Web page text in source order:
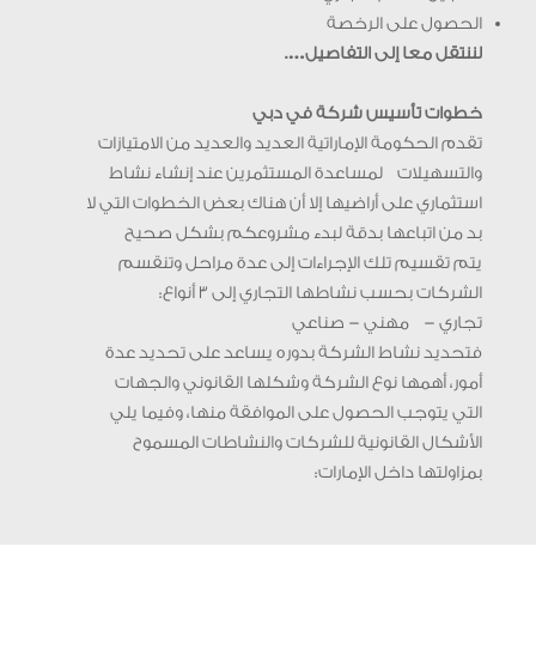
الحصول على الرخصة
لننتقل معا إلى التفاصيل….
خطوات تأسيس شركة في دبي
تقدم الحكومة الإماراتية العديد والعديد من الامتيازات
والتسهيلات لمساعدة المستثمرين عند إنشاء نشاط
استثماري على أراضيها إلا أن هناك بعض الخطوات التي لا
بد من اتباعها بدقة لبدء مشروعكم بشكل صحيح
يتم تقسيم تلك الإجراءات إلى عدة مراحل وتنقسم
الشركات بحسب نشاطها التجاري إلى 3 أنواع:
تجاري – مهني – صناعي
فتحديد نشاط الشركة بدوره يساعد على تحديد عدة
أمور، أهمها نوع الشركة وشكلها القانوني والجهات
التي يتوجب الحصول على الموافقة منها، وفيما يلي
الأشكال القانونية للشركات والنشاطات المسموح
بمزاولتها داخل الإمارات: